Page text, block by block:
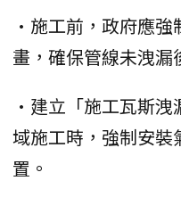
•施工前，政府應強
畫，確保管線未洩漏
•建立「施工瓦斯洩
域施工時，強制安裝
置。